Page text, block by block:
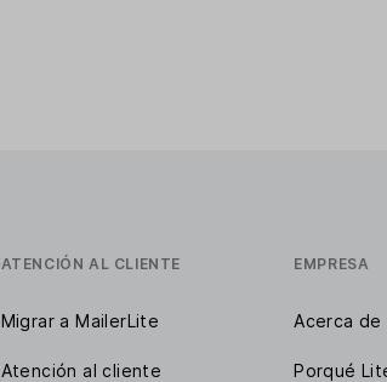
ATENCIÓN AL CLIENTE
Migrar a MailerLite
Atención al cliente
EMPRESA
Acerca de
Porqué